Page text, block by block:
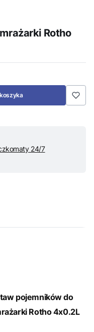
Rotho
24/7
pojemników do
Rotho 4x0.2L